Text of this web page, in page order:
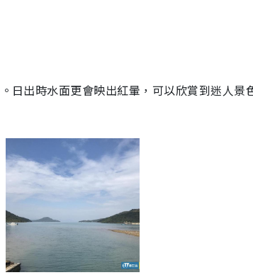
日出時水面更會映出紅暈，可以欣賞到迷人景